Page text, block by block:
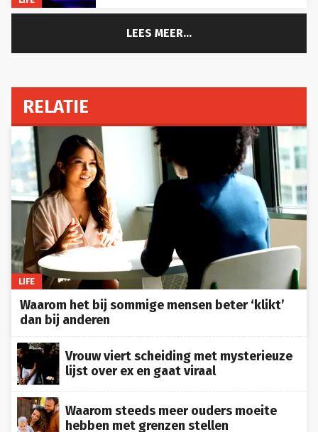
LEES MEER...
RELATIE
LIFE
Waarom het bij sommige mensen beter ‘klikt’
dan bij anderen
Vrouw viert scheiding met mysterieuze
lijst over ex en gaat viraal
Waarom steeds meer ouders moeite
hebben met grenzen stellen